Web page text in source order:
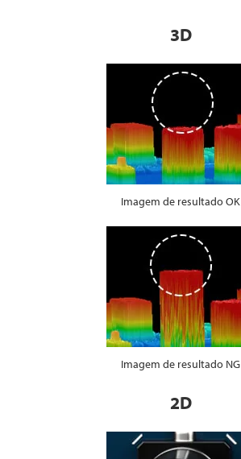
3D
Imagem de resultado OK
Imagem de resultado NG
2D